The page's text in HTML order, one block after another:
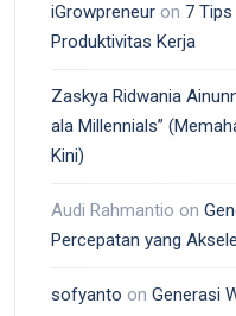
iGrowpreneur on 7
Produktivitas Kerja
Zaskya Ridwania
ala Millennials”
Kini)
Audi Rahmantio on
Percepatan yang
sofyanto on Generasi